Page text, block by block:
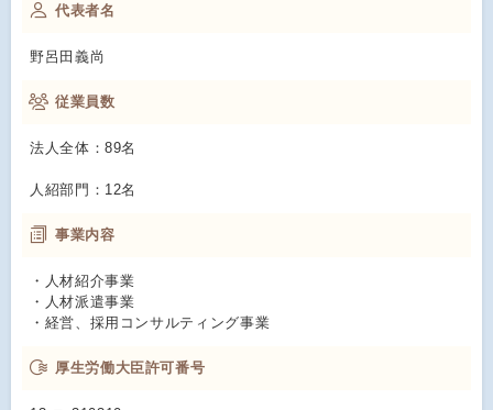
代表者名
野呂田義尚
従業員数
法人全体：89名
人紹部門：12名
事業内容
・人材紹介事業
・人材派遣事業
・経営、採用コンサルティング事業
厚生労働大臣許可番号